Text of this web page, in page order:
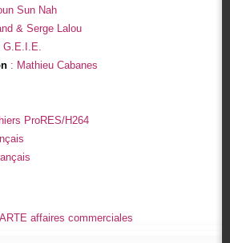
Sun Nah
& Serge Lalou
: Mathieu Cabanes
ProRES/H264
ARTE affaires commerciales